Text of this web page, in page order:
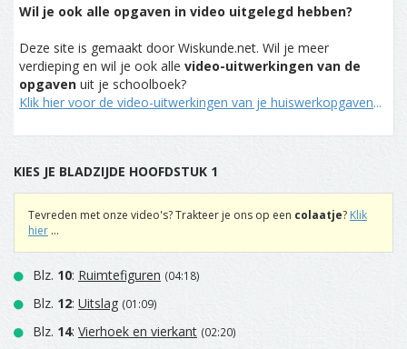
Wil je ook alle opgaven in video uitgelegd hebben?
Deze site is gemaakt door Wiskunde.net. Wil je meer
verdieping en wil je ook alle video-uitwerkingen van de
opgaven uit je schoolboek?
Klik hier voor de video-uitwerkingen van je huiswerkopgaven...
KIES JE BLADZIJDE HOOFDSTUK 1
Tevreden met onze video's? Trakteer je ons op een colaatje? Klik
hier ...
Blz. 10: Ruimtefiguren (04:18)
Blz. 12: Uitslag (01:09)
Blz. 14: Vierhoek en vierkant (02:20)